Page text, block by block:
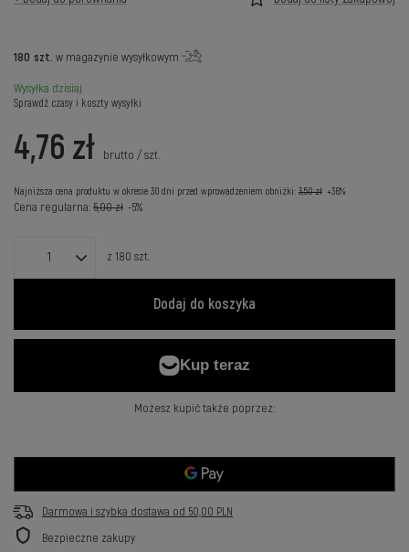
180 szt. w magazynie wysyłkowym
Wysyłka dzisiaj
Sprawdź czasy i koszty wysyłki
4,76 zł brutto /szt.
Najniższa cena produktu w okresie 30 dni przed wprowadzeniem obniżki: 3,50 zł +36%
Cena regularna:5,00 zł -5%
z 180 szt.
Dodaj do koszyka
Możesz kupić także poprzez:
Darmowa i szybka dostawa od 50,00 PLN
Bezpieczne zakupy